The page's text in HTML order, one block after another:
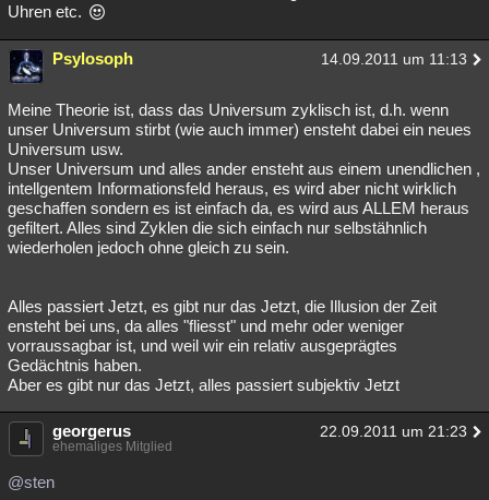
Uhren etc.
Psylosoph 14.09.2011 um 11:13
Meine Theorie ist, dass das Universum zyklisch ist, d.h. wenn
unser Universum stirbt (wie auch immer) ensteht dabei ein neues
Universum usw.
Unser Universum und alles ander ensteht aus einem unendlichen ,
intellgentem Informationsfeld heraus, es wird aber nicht wirklich
geschaffen sondern es ist einfach da, es wird aus ALLEM heraus
gefiltert. Alles sind Zyklen die sich einfach nur selbstähnlich
wiederholen jedoch ohne gleich zu sein.
Alles passiert Jetzt, es gibt nur das Jetzt, die Illusion der Zeit
ensteht bei uns, da alles "fliesst" und mehr oder weniger
vorraussagbar ist, und weil wir ein relativ ausgeprägtes
Gedächtnis haben.
Aber es gibt nur das Jetzt, alles passiert subjektiv Jetzt
georgerus 22.09.2011 um 21:23
ehemaliges Mitglied
@sten